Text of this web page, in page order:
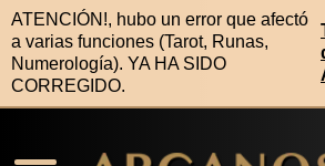
ATENCIÓN!, hubo un error que afectó
a varias funciones (Tarot, Runas,
Numerología). YA HA SIDO
CORREGIDO.